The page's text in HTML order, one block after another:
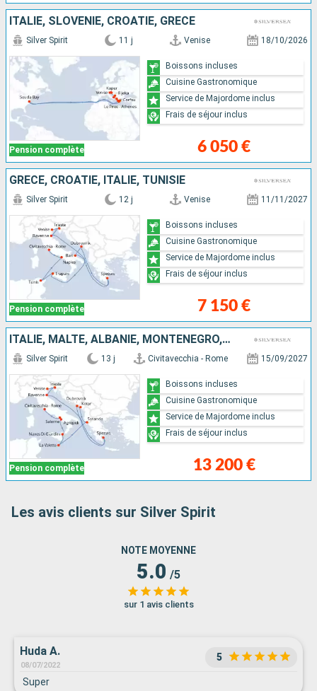
ITALIE, SLOVÉNIE, CROATIE, GRÈCE
Pension complète
Silver Spirit 11 j Venise 18/10/2026
6 050 €
Boissons incluses
Cuisine Gastronomique
Service de Majordome inclus
Frais de séjour inclus
GRÈCE, CROATIE, ITALIE, TUNISIE
Pension complète
Silver Spirit 12 j Venise 11/11/2027
7 150 €
Boissons incluses
Cuisine Gastronomique
Service de Majordome inclus
Frais de séjour inclus
ITALIE, MALTE, ALBANIE, MONTÉNÉGRO, CROATIE, GRÈCE
Pension complète
Silver Spirit 13 j Civitavecchia - Rome 15/09/2027
13 200 €
Boissons incluses
Cuisine Gastronomique
Service de Majordome inclus
Frais de séjour inclus
Les avis clients sur Silver Spirit
NOTE MOYENNE
5.0 /5
sur 1 avis clients
Huda A.
08/07/2022
5
Super